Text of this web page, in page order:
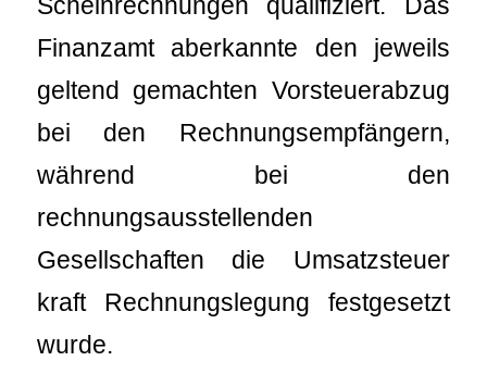
Finanzamt aberkannte den jeweils
geltend gemachten Vorsteuerabzug
bei den Rechnungsempfängern,
während bei den
rechnungsausstellenden
Gesellschaften die Umsatzsteuer
kraft Rechnungslegung festgesetzt
wurde.